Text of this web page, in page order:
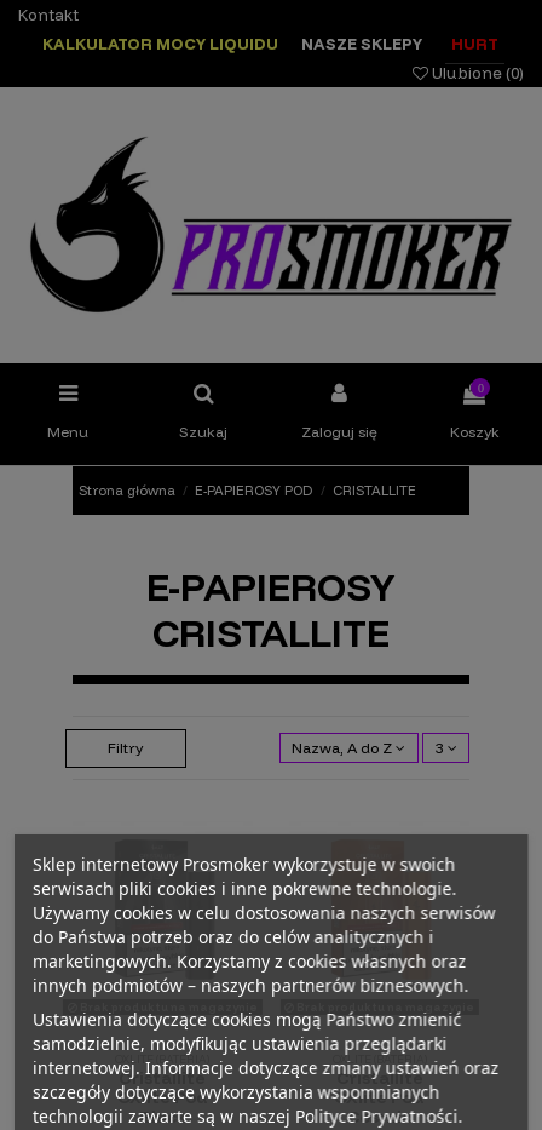
Kontakt
KALKULATOR MOCY LIQUIDU
NASZE SKLEPY
HURT
Ulubione (0)
Menu Szukaj Zaloguj się
0
Koszyk
Strona główna E-PAPIEROSY POD CRISTALLITE
E-PAPIEROSY
CRISTALLITE
Filtry Nazwa, A do Z 3
OXLITE (BATERIA)
Cristallite
OXlite Pod
Black
OXLITE (BATERIA)
Cristallite
OXlite Pod
Cosmic
Sklep internetowy Prosmoker wykorzystuje w swoich
serwisach pliki cookies i inne pokrewne technologie.
Używamy cookies w celu dostosowania naszych serwisów
do Państwa potrzeb oraz do celów analitycznych i
marketingowych. Korzystamy z cookies własnych oraz
innych podmiotów – naszych partnerów biznesowych.
Ustawienia dotyczące cookies mogą Państwo zmienić
samodzielnie, modyfikując ustawienia przeglądarki
internetowej. Informacje dotyczące zmiany ustawień oraz
szczegóły dotyczące wykorzystania wspomnianych
technologii zawarte są w naszej Polityce Prywatności.